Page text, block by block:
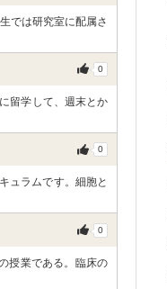
では研究室に配属さ
0
留学して、週末とか
0
ュラムです。細胞と
0
授業である。臨床の